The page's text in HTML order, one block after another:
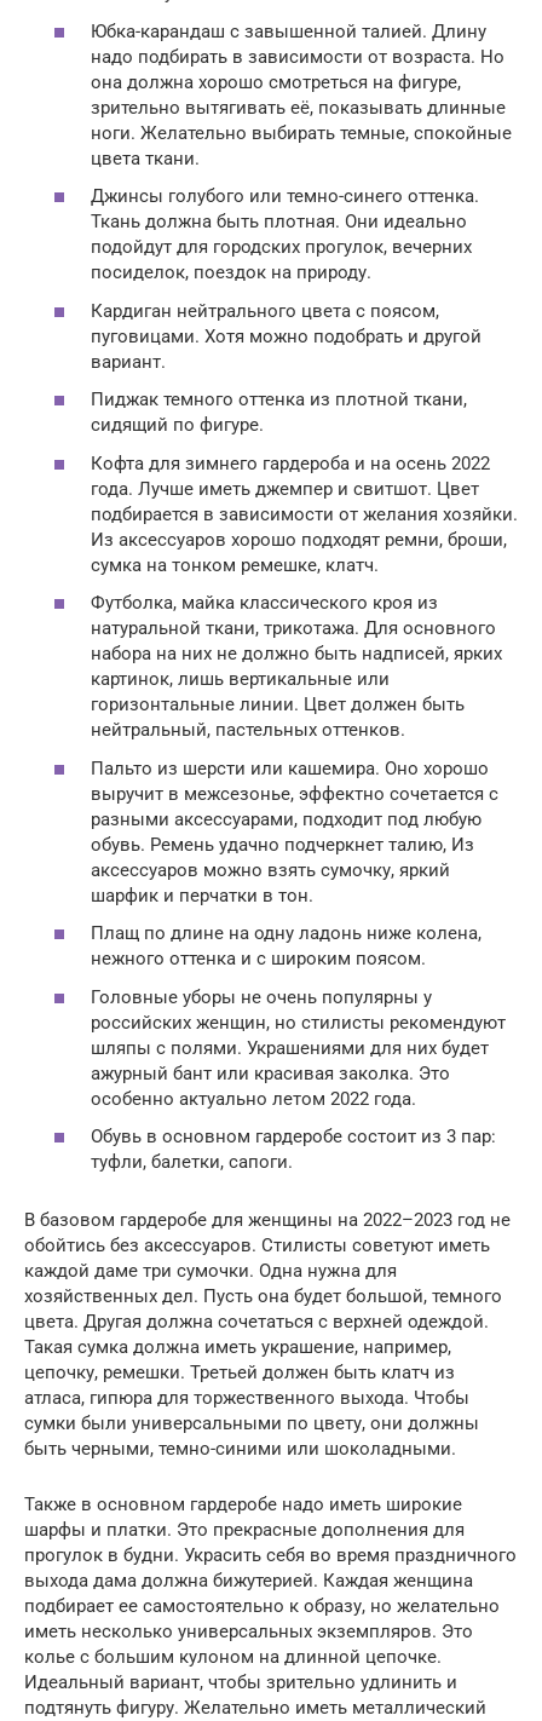
Юбка-карандаш с завышенной талией. Длину
надо подбирать в зависимости от возраста. Но
она должна хорошо смотреться на фигуре,
зрительно вытягивать её, показывать длинные
ноги. Желательно выбирать темные, спокойные
цвета ткани.
Джинсы голубого или темно-синего оттенка.
Ткань должна быть плотная. Они идеально
подойдут для городских прогулок, вечерних
посиделок, поездок на природу.
Кардиган нейтрального цвета с поясом,
пуговицами. Хотя можно подобрать и другой
вариант.
Пиджак темного оттенка из плотной ткани,
сидящий по фигуре.
Кофта для зимнего гардероба и на осень 2022
года. Лучше иметь джемпер и свитшот. Цвет
подбирается в зависимости от желания хозяйки.
Из аксессуаров хорошо подходят ремни, броши,
сумка на тонком ремешке, клатч.
Футболка, майка классического кроя из
натуральной ткани, трикотажа. Для основного
набора на них не должно быть надписей, ярких
картинок, лишь вертикальные или
горизонтальные линии. Цвет должен быть
нейтральный, пастельных оттенков.
Пальто из шерсти или кашемира. Оно хорошо
выручит в межсезонье, эффектно сочетается с
разными аксессуарами, подходит под любую
обувь. Ремень удачно подчеркнет талию, Из
аксессуаров можно взять сумочку, яркий
шарфик и перчатки в тон.
Плащ по длине на одну ладонь ниже колена,
нежного оттенка и с широким поясом.
Головные уборы не очень популярны у
российских женщин, но стилисты рекомендуют
шляпы с полями. Украшениями для них будет
ажурный бант или красивая заколка. Это
особенно актуально летом 2022 года.
Обувь в основном гардеробе состоит из 3 пар:
туфли, балетки, сапоги.
В базовом гардеробе для женщины на 2022–2023 год не
обойтись без аксессуаров. Стилисты советуют иметь
каждой даме три сумочки. Одна нужна для
хозяйственных дел. Пусть она будет большой, темного
цвета. Другая должна сочетаться с верхней одеждой.
Такая сумка должна иметь украшение, например,
цепочку, ремешки. Третьей должен быть клатч из
атласа, гипюра для торжественного выхода. Чтобы
сумки были универсальными по цвету, они должны
быть черными, темно-синими или шоколадными.
Также в основном гардеробе надо иметь широкие
шарфы и платки. Это прекрасные дополнения для
прогулок в будни. Украсить себя во время праздничного
выхода дама должна бижутерией. Каждая женщина
подбирает ее самостоятельно к образу, но желательно
иметь несколько универсальных экземпляров. Это
колье с большим кулоном на длинной цепочке.
Идеальный вариант, чтобы зрительно удлинить и
подтянуть фигуру. Желательно иметь металлический